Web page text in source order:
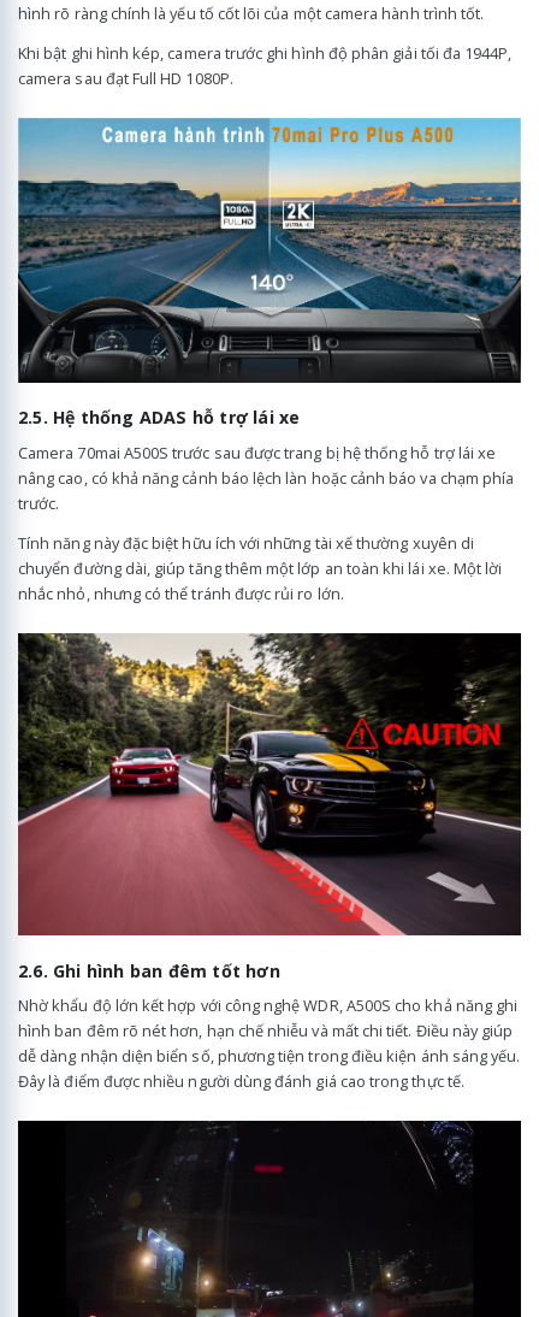
hình rõ ràng chính là yếu tố cốt lõi của một camera hành trình tốt.
Khi bật ghi hình kép, camera trước ghi hình độ phân giải tối đa 1944P,
camera sau đạt Full HD 1080P.
2.5. Hệ thống ADAS hỗ trợ lái xe
Camera 70mai A500S trước sau được trang bị hệ thống hỗ trợ lái xe
nâng cao, có khả năng cảnh báo lệch làn hoặc cảnh báo va chạm phía
trước.
Tính năng này đặc biệt hữu ích với những tài xế thường xuyên di
chuyển đường dài, giúp tăng thêm một lớp an toàn khi lái xe. Một lời
nhắc nhỏ, nhưng có thể tránh được rủi ro lớn.
2.6. Ghi hình ban đêm tốt hơn
Nhờ khẩu độ lớn kết hợp với công nghệ WDR, A500S cho khả năng ghi
hình ban đêm rõ nét hơn, hạn chế nhiễu và mất chi tiết. Điều này giúp
dễ dàng nhận diện biển số, phương tiện trong điều kiện ánh sáng yếu.
Đây là điểm được nhiều người dùng đánh giá cao trong thực tế.